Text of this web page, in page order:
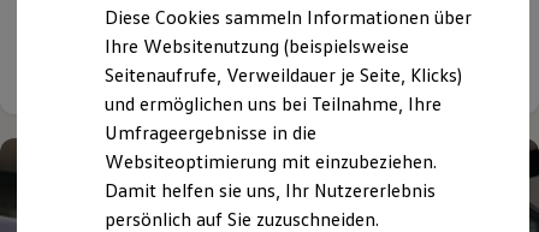
Behörden
Direktkunden
Sonderfahrzeuge
Anpfiff zum Gewinn
Elektromobilität
Elektroautos
ID. Tutorials
Elektrofahrzeugkonzepte
ID. EVERY1
Reichweite
Details ansehen
Diese Cookies sammeln Informationen über
Ihre Websitenutzung (beispielsweise
Seitenaufrufe, Verweildauer je Seite, Klicks)
und ermöglichen uns bei Teilnahme, Ihre
Umfrageergebnisse in die
Websiteoptimierung mit einzubeziehen.
Damit helfen sie uns, Ihr Nutzererlebnis
persönlich auf Sie zuzuschneiden.